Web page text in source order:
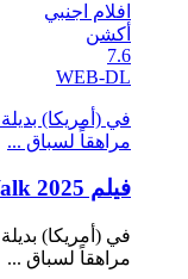
افلام اجنبي
أكشن
7.6
WEB-DL
في (أمريكا)
مراهقاً لسباق ...
فيلم The Long Walk 2025 مترجم HD
في (أمريكا)
مراهقاً لسباق ...